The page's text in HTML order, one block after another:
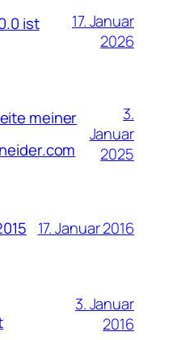
ist
17. Januar
2026
meiner
3.
Januar
2025
17. Januar 2016
3. Januar
2016